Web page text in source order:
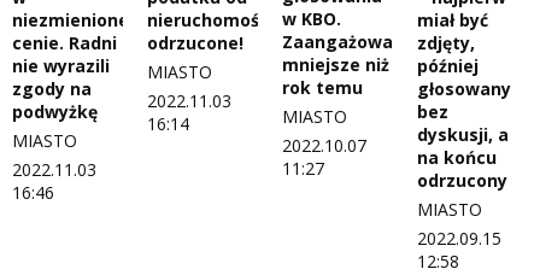
niezmienionej
cenie. Radni
nie wyrazili
zgody na
podwyżkę
MIASTO
2022.11.03
16:46
nieruchomości
odrzucone!
MIASTO
2022.11.03
16:14
w KBO.
Zaangażowanie
mniejsze niż
rok temu
MIASTO
2022.10.07
11:27
miał być
zdjęty,
później
głosowany
bez
dyskusji, a
na końcu
odrzucony
MIASTO
2022.09.15
12:58